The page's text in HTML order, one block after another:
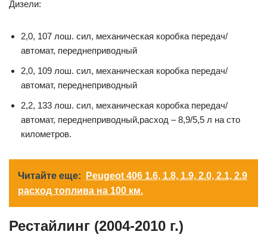
Дизели:
2,0, 107 лош. сил, механическая коробка передач/
автомат, переднеприводный
2,0, 109 лош. сил, механическая коробка передач/
автомат, переднеприводный
2,2, 133 лош. сил, механическая коробка передач/
автомат, переднеприводный,расход – 8,9/5,5 л на сто
километров.
Читайте еще:
Peugeot 406 1.6, 1.8, 1.9, 2.0, 2.1, 2.9
расход топлива на 100 км.
Рестайлинг (2004-2010 г.)